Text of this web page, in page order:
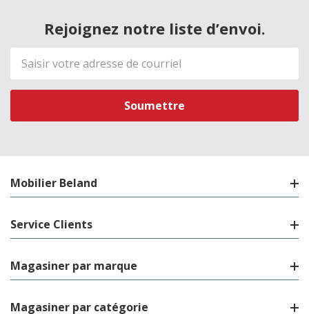
Rejoignez notre liste d’envoi.
Adresse
de
courriel
Mobilier Beland
Service Clients
Magasiner par marque
Magasiner par catégorie